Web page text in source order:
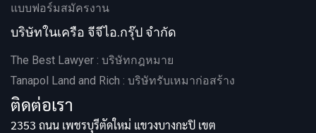
แบบฟอร์มสมัครงาน
บริษัทในเครือ จีจีไอ.กรุ๊ป จำกัด
The Best Lawyer : บริษัทกฎหมาย
Tanapol Land and Rich : บริษัทรับเหมาก่อสร้าง
ติดต่อเรา
2353 ถนน เพชรบุรีตัดใหม่ แขวงบางกะปิ เขต